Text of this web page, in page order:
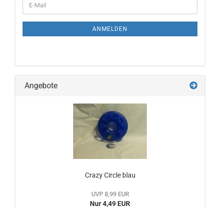
ZUR
E-
Mail
ANMELDEN
Angebote
Crazy Circle blau
UVP 8,99 EUR
Nur 4,49 EUR